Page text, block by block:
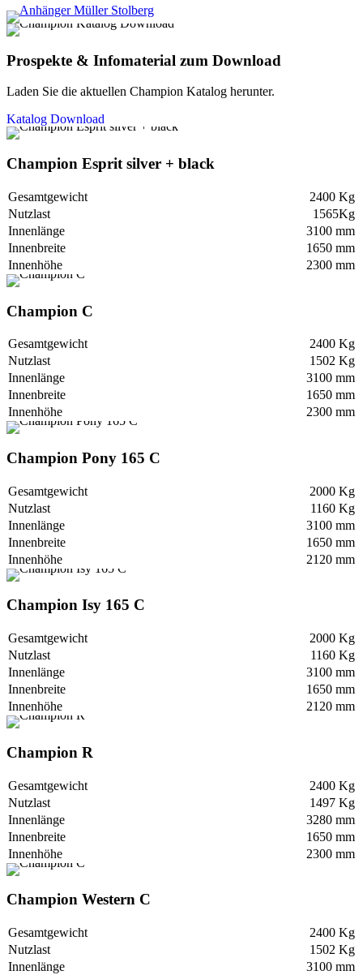
Prospekte & Infomaterial zum Download
Laden Sie die aktuellen Champion Katalog herunter.
Katalog Download
Champion Esprit silver + black
Gesamtgewicht
2400 Kg
Nutzlast
1565Kg
Innenlänge
3100 mm
Innenbreite
1650 mm
Innenhöhe
2300 mm
Champion C
Gesamtgewicht
2400 Kg
Nutzlast
1502 Kg
Innenlänge
3100 mm
Innenbreite
1650 mm
Innenhöhe
2300 mm
Champion Pony 165 C
Gesamtgewicht
2000 Kg
Nutzlast
1160 Kg
Innenlänge
3100 mm
Innenbreite
1650 mm
Innenhöhe
2120 mm
Champion Isy 165 C
Gesamtgewicht
2000 Kg
Nutzlast
1160 Kg
Innenlänge
3100 mm
Innenbreite
1650 mm
Innenhöhe
2120 mm
Champion R
Gesamtgewicht
2400 Kg
Nutzlast
1497 Kg
Innenlänge
3280 mm
Innenbreite
1650 mm
Innenhöhe
2300 mm
Champion Western C
Gesamtgewicht
2400 Kg
Nutzlast
1502 Kg
Innenlänge
3100 mm